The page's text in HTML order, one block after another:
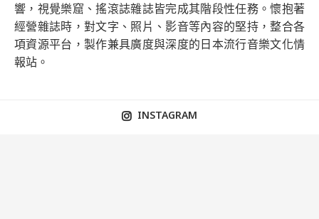
響，視覺樂窟、搖滾誌雜誌皆完成其階段性任務。懷抱著
經營雜誌時，對文字、照片、影音等內容的堅持，整合各
項資源平台，製作兼具廣度與深度的日本流行音樂文化情
報站。
INSTAGRAM